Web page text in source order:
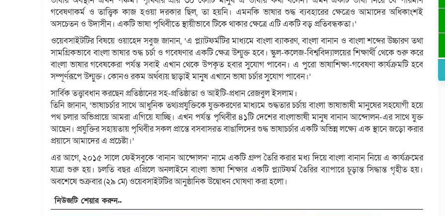
গবেষণাকর্ম ও তাত্ত্বিক কাজ হওয়া দরকার ছিল, তা হয়নি। এমনকি ভাষার শুদ্ধ ব্যবহারের ক্ষেত্রেও আমাদের অধিকাংশই
অসচেতন ও উদাসীন। একটি ভাষা পৃথিবীতে স্থায়ীভাবে টিকে থাকার ক্ষেত্রে এটি একটি বড় প্রতিবন্ধকতা।’
ওয়েবসাইটটির বিষয়ে ওয়াহেদ সবুজ জানান, ‘এ প্ল্যাটফর্মটির মাধ্যমে বাংলা ব্যাকরণ, বাংলা বানান ও বাংলা শব্দের উচ্চারণ তথা
সামগ্রিকভাবে বাংলা ভাষার শুদ্ধ চর্চা ও গবেষণার একটি ক্ষেত্র উন্মুক্ত হবে। স্কুল-কলেজ-বিশ্ববিদ্যালয়ের শিক্ষার্থী থেকে শুরু করে
বাংলা ভাষার গবেষকেরা পর্যন্ত সবাই এখান থেকে উপকৃত হবার সুযোগ পাবেন। এ পুরো ভাষাশিক্ষা-গবেষণা কার্যক্রমটি হবে
সম্পূর্ণরূপে উন্মুক্ত। কোনও রকম অর্থব্যয় ছাড়াই মানুষ এখানে ভাষা চর্চার সুযোগ পাবেন।’
সার্বিক তত্ত্বাবধান করছেন প্রতিষ্ঠানের সহ-প্রতিষ্ঠাতা ও আইটি-প্রধান রেজবুল ইসলাম।
তিনি জানান, ‘ভাষাচর্চার সাথে আধুনিক তথ্যপ্রযুক্তিকে যুক্তকরণের মাধ্যমে শুদ্ধতার চর্চায় বাংলা ভাষাভাষী মানুষের সহযোগী হয়ে
পথ চলার অভিপ্রায়ে আমরা এগিয়ে যাচ্ছি। এখন পর্যন্ত পৃথিবীর ৪১টি দেশের বাংলাভাষী মানুষ বানান আন্দোলন-এর সাথে যুক্ত
আছেন। প্রযুক্তির সহায়তায় পৃথিবীর সকল প্রান্তে বসবাসরত বাঙালিদের শুদ্ধ ভাষাচর্চার একটি অভিন্ন লক্ষ্যে এক স্থানে জড়ো করার
প্রয়াসে আমাদের এ প্রচেষ্টা।’
এর আগে, ২০১৫ সালে ফেইসবুকে ‘বানান আন্দোলন’ নামে একটি গ্রুপ তৈরি করার মধ্য দিয়ে বাংলা বানান নিয়ে এ কার্যক্রমের
যাত্রা শুরু হয়। চলতি বছর এপ্রিলে অনলাইনে বাংলা ভাষা শিক্ষার একটি প্ল্যাটফর্ম তৈরির ব্যাপারে চূড়ান্ত সিদ্ধান্ত গৃহীত হয়।
অবশেষে শুক্রবার (২৯ মে) ওয়েবসাইটটির আনুষ্ঠানিক উদ্বোধন ঘোষণা করা হলো।
নিউজটি শেয়ার করুন..